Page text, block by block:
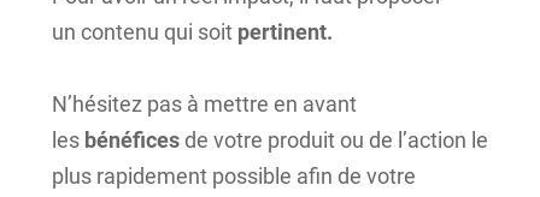
un contenu qui soit pertinent.
N’hésitez pas à mettre en avant
les bénéficesde votre produit ou de l’action le
plus rapidement possible afin de votre